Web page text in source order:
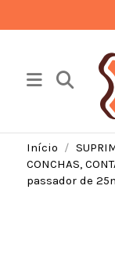
Início
CONCHAS,
passador de